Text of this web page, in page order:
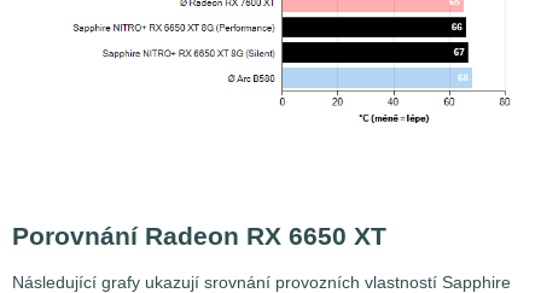
Porovnání Radeon RX 6650 XT
Následující grafy ukazují srovnání provozních vlastností Sapphire